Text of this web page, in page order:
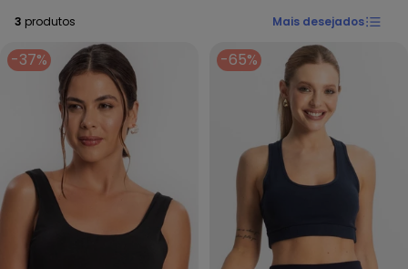
3 produtos Mais desejados
-37% -65%